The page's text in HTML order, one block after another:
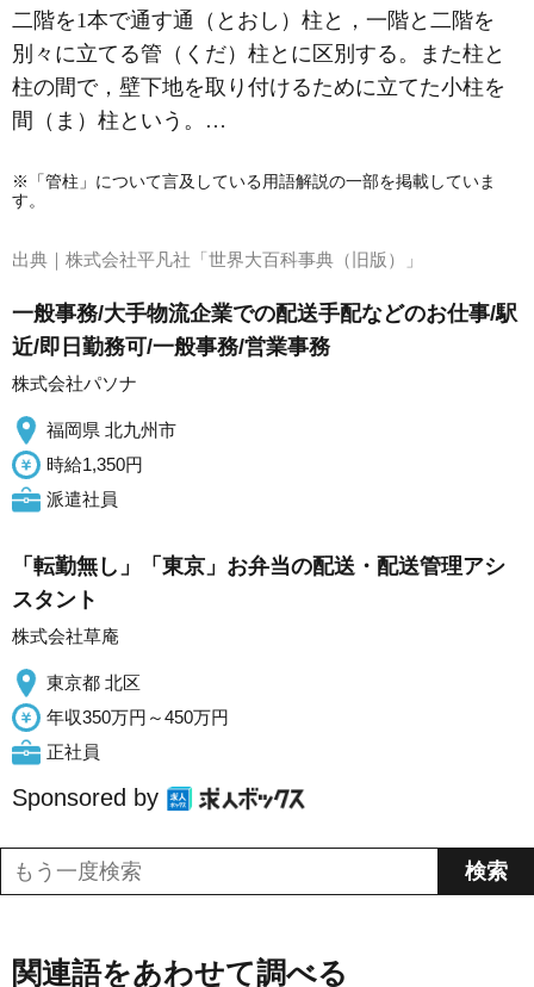
二階を1本で通す通（とおし）柱と，一階と二階を
別々に立てる管（くだ）柱とに区別する。また柱と
柱の間で，壁下地を取り付けるために立てた小柱を
間（ま）柱という。…
※「管柱」について言及している用語解説の一部を掲載していま
す。
出典｜ 株式会社平凡社「世界大百科事典（旧版）」
一般事務/大手物流企業での配送手配などのお仕事/駅
近/即日勤務可/一般事務/営業事務
株式会社パソナ
福岡県 北九州市
時給1,350円
派遣社員
「転勤無し」「東京」お弁当の配送・配送管理アシ
スタント
株式会社草庵
東京都 北区
年収350万円～450万円
正社員
Sponsored by
関連語をあわせて調べる